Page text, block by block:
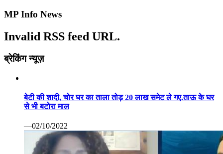
MP Info News
Invalid RSS feed URL.
ब्रेकिंग न्यूज़
बेटी की शादी, चोर घर का ताला तोड़ 20 लाख समेट ले गए.ताऊ के घर
से भी बटोरा माल
—02/10/2022